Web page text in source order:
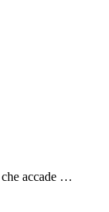
accade …